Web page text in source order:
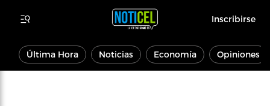
Inscribirse
Última Hora Noticias Economía Opiniones